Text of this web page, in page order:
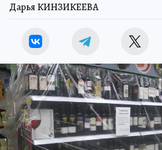
Дарья КИНЗИКЕЕВА